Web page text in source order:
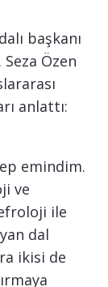
başkanı
Özen
anlattı:
emindim.
ve
ile
dal
ikisi de